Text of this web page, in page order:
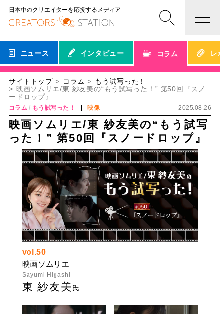
日本中のクリエイターを応援するメディア
ニュース インタビュー コラム レ
サイトトップ コラム
もう試写った！
映画ソムリエ/東 紗友美の“もう試写った！” 第50回『スノ
ードロップ』
コラム もう試写った！ 映像 2025.08.26
映画ソムリエ/東 紗友美の“もう試写
った！” 第50回『スノードロップ』
vol.50
映画ソムリエ
Sayumi Higashi
東 紗友美氏